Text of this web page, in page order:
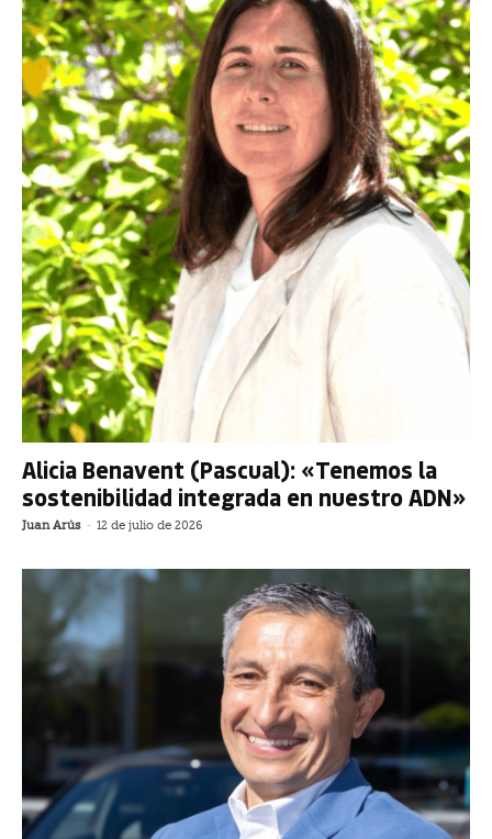
Alicia Benavent (Pascual): «Tenemos la
sostenibilidad integrada en nuestro ADN»
Juan Arús - 12 de julio de 2026